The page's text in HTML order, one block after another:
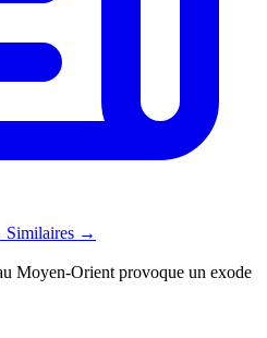
Similaires →